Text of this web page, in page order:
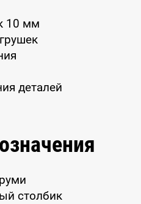
10 мм
деталей
столбик